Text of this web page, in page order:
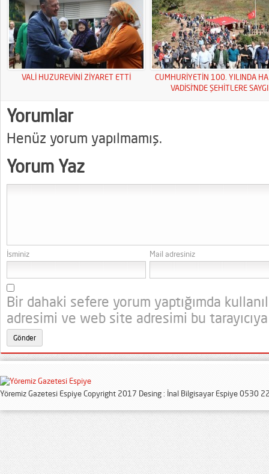
VALİ HUZUREVİNİ ZİYARET ETTİ
CUMHURİYETİN 100. YILINDA
VADİSİ’NDE ŞEHİTLERE SAYGI
Yorumlar
Henüz yorum yapılmamış.
Yorum Yaz
İsminiz Mail adresiniz
Bir dahaki sefere yorum yaptığımda
adresimi ve web site adresimi bu
Yöremiz Gazetesi Espiye Copyright 2017 Desing : İnal Bilgisayar Espiye 0530